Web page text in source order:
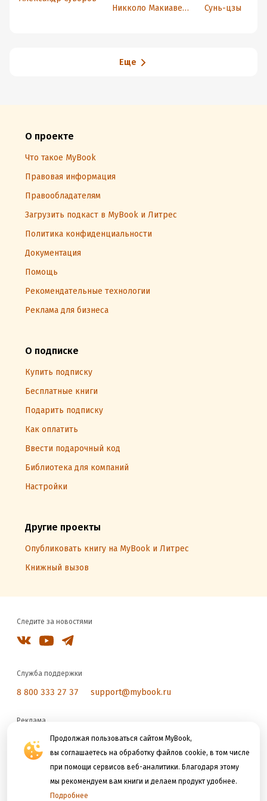
Продолжая пользоваться сайтом MyBook,
вы соглашаетесь на обработку файлов cookie, в том числе
при помощи сервисов веб-аналитики. Благодаря этому
мы рекомендуем вам книги и делаем продукт удобнее.
Подробнее
Никколо Макиавелли
искусстве
Сунь-цзы
Еще
О проекте
Что такое MyBook
Правовая информация
Правообладателям
Загрузить подкаст в MyBook и Литрес
Политика конфиденциальности
Документация
Помощь
Рекомендательные технологии
Реклама для бизнеса
О подписке
Купить подписку
Бесплатные книги
Подарить подписку
Как оплатить
Ввести подарочный код
Библиотека для компаний
Настройки
Другие проекты
Опубликовать книгу на MyBook и Литрес
Книжный вызов
Следите за новостями
Служба поддержки
8 800 333 27 37 support@mybook.ru
Реклама
reklama@litres.ru
Мы принимаем к оплате